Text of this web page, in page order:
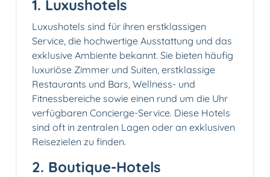
1. Luxushotels
Luxushotels sind für ihren erstklassigen
Service, die hochwertige Ausstattung und das
exklusive Ambiente bekannt. Sie bieten häufig
luxuriöse Zimmer und Suiten, erstklassige
Restaurants und Bars, Wellness- und
Fitnessbereiche sowie einen rund um die Uhr
verfügbaren Concierge-Service. Diese Hotels
sind oft in zentralen Lagen oder an exklusiven
Reisezielen zu finden.
2. Boutique-Hotels